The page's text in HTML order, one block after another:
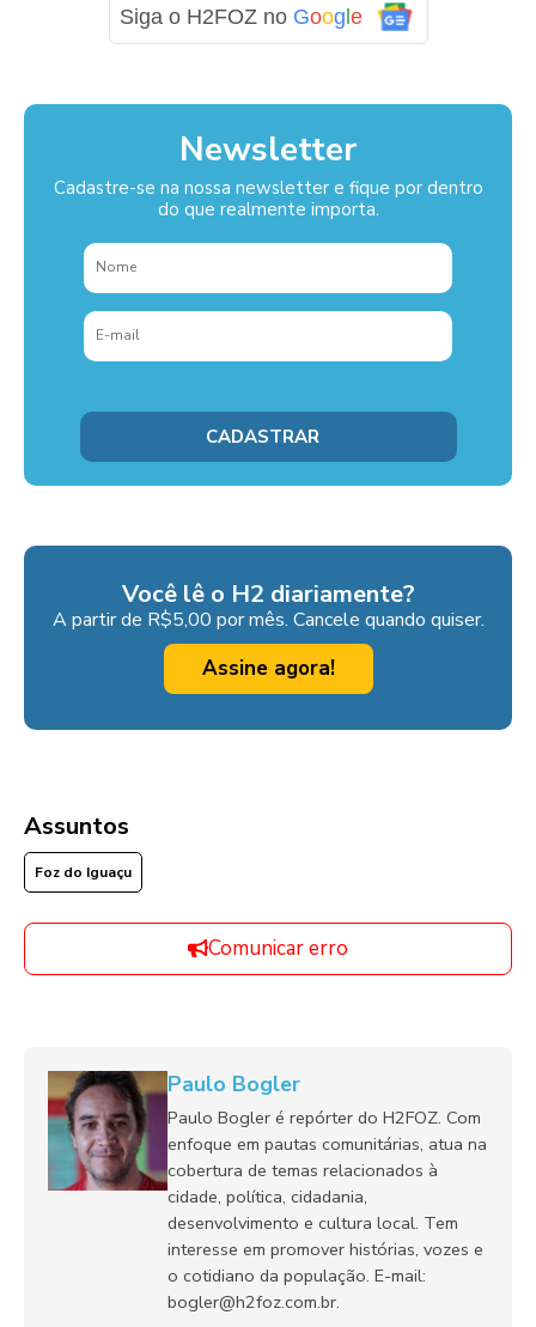
Siga o H2FOZ no Goog e
Newsletter
Cadastre-se na nossa newsletter e fique por dentro
do que realmente importa.
Você lê o H2 diariamente?
A partir de R$5,00 por mês. Cancele quando quiser.
Assine agora!
Assuntos
Foz do Iguaçu
Comunicar erro
Paulo Bogler
Paulo Bogler é repórter do H2FOZ. Com
enfoque em pautas comunitárias, atua na
cobertura de temas relacionados à
cidade, política, cidadania,
desenvolvimento e cultura local. Tem
interesse em promover histórias, vozes e
o cotidiano da população. E-mail:
bogler@h2foz.com.br.